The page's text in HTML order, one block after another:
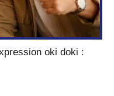
oki doki :